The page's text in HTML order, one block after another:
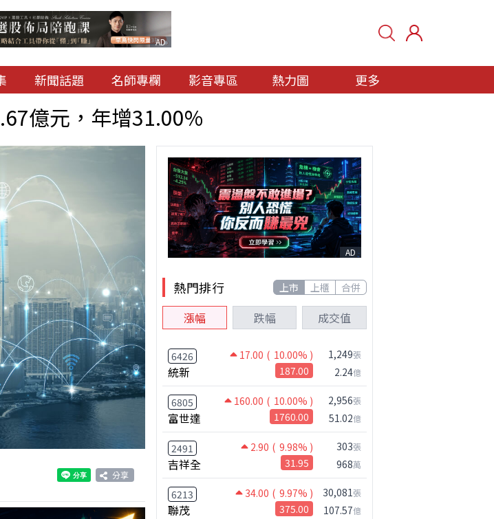
AD
新聞話題 名師專欄 影音專區 熱力圖 更多
億元，年增31.00%
分享
AD
熱門排行 上市 上櫃 合併
漲幅 跌幅 成交值
6426 17.00 ( 10.00% )
統新 187.00
1,249張
2.24億
6805 160.00 ( 10.00% )
富世達 1760.00
2,956張
51.02億
2491 2.90 ( 9.98% )
吉祥全 31.95
303張
968萬
6213 34.00 ( 9.97% )
聯茂 375.00
30,081張
107.57億